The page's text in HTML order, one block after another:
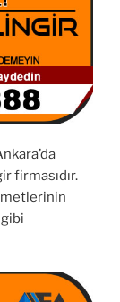
firmasıdır.
gibi